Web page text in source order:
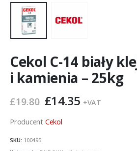
Cekol C-14 biały
i kamienia – 25kg
£19.80 Pierwotna
wynosiła:
£14.35Aktualna
+VAT
Producent Cekol
SKU: 100495